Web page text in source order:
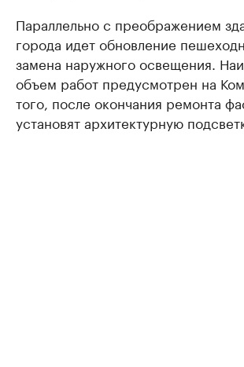
Параллельно с преображением
города идет обновление
замена наружного освещения.
объем работ предусмотрен на
того, после окончания ремонта
установят архитектурную